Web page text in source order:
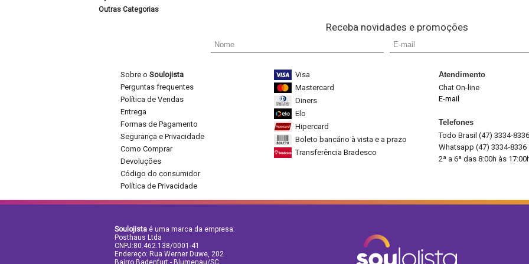
Outras Categorias
Receba novidades e promoções
Sobre o Soulojista
Perguntas frequentes
Política de Vendas
Entrega
Formas de Pagamento
Segurança e Privacidade
Como Comprar
Devoluções
Código do consumidor
Política de Privacidade
Visa
Mastercard
Diners
Elo
Hipercard
Boleto bancário à vista e a prazo
Transferência Bradesco
Atendimento
Chat On-line
E-mail
Telefones
Todo Brasil (47) 3334-8336
Whatsapp (47) 3334-8336
2ª a 6ª das 8:00h às
Soulojista é uma marca da empresa:
Posthaus Ltda
CNPJ:80.462.138/0001-41
Endereço: Rua Werner Duwe, 202
Bairro Badenfurt - Blumenau/SC